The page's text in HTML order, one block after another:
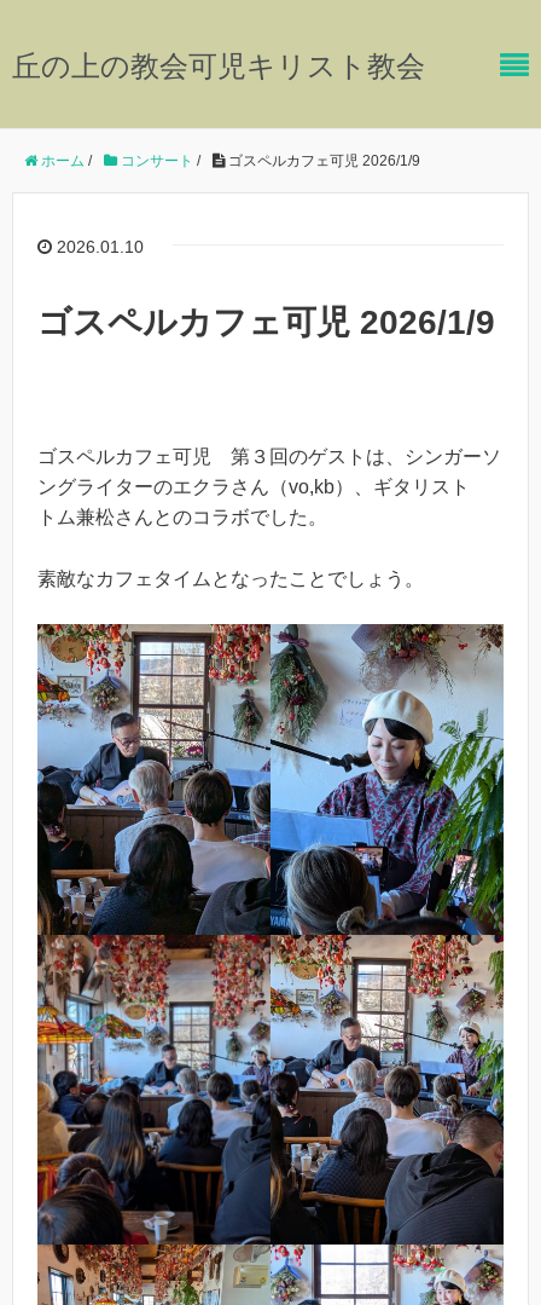
丘の上の教会可児キリスト教会
ホーム / コンサート / ゴスペルカフェ可児 2026/1/9
2026.01.10
ゴスペルカフェ可児 2026/1/9
ゴスペルカフェ可児 第３回のゲストは、シンガーソ
ングライターのエクラさん（vo,kb）、ギタリスト
トム兼松さんとのコラボでした。
素敵なカフェタイムとなったことでしょう。